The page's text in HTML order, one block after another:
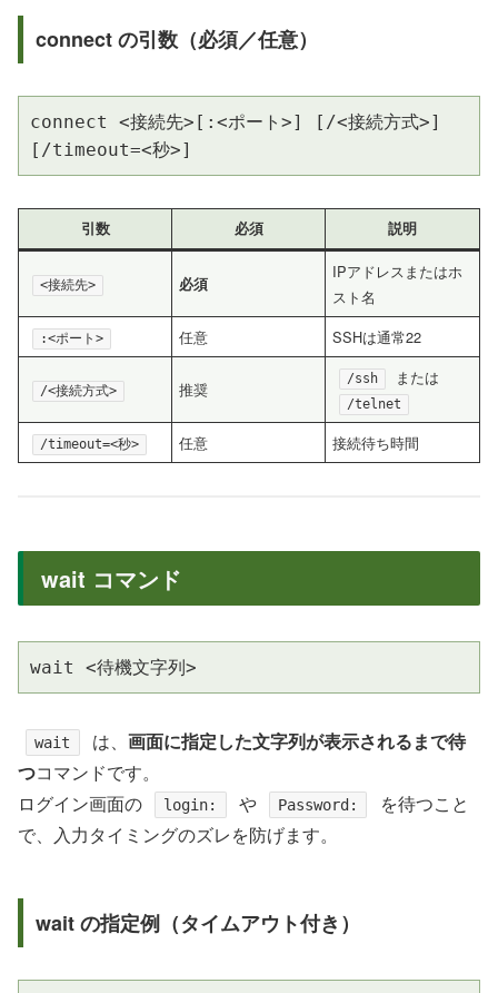
connect の引数（必須／任意）
connect <接続先>[:<ポート>] [/<接続方式>]
[/timeout=<秒>]
引数 必須 説明
<接続先> 必須
IPアドレスまたはホ
スト名
:<ポート> 任意 SSHは通常22
/<接続方式> 推奨 /ssh または
/telnet
/timeout=<秒> 任意 接続待ち時間
wait コマンド
wait <待機文字列>
wait は、 画面に指定した文字列が表示されるまで待
つコマンドです。
ログイン画面の
login: や Password:
を待つこと
で、入力タイミングのズレを防げます。
wait の指定例（タイムアウト付き）